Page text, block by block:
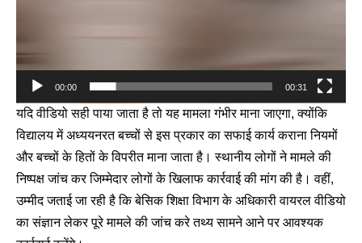
00:00 00:31
यदि वीडियो सही पाया जाता है तो यह मामला गंभीर माना जाएगा, क्योंकि
विद्यालय में अध्ययनरत बच्चों से इस प्रकार का सफाई कार्य कराना नियमों
और बच्चों के हितों के विपरीत माना जाता है। स्थानीय लोगों ने मामले की
निष्पक्ष जांच कर जिम्मेदार लोगों के खिलाफ कार्रवाई की मांग की है। वहीं,
उम्मीद जताई जा रही है कि बेसिक शिक्षा विभाग के अधिकारी वायरल वीडियो
का संज्ञान लेकर पूरे मामले की जांच करे तथ्य सामने आने पर आवश्यक